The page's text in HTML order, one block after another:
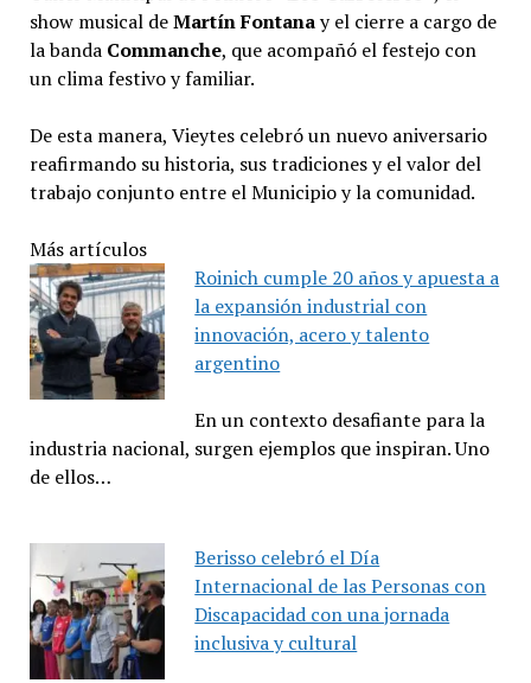
show musical deMartín Fontanay el cierre a cargo de
la banda Commanche, que acompañó el festejo con
un clima festivo y familiar.
De esta manera, Vieytes celebró un nuevo aniversario
reafirmando su historia, sus tradiciones y el valor del
trabajo conjunto entre el Municipio y la comunidad.
Más artículos
Roinich cumple 20 años y apuesta a
la expansión industrial con
innovación, acero y talento
argentino
En un contexto desafiante para la
industria nacional, surgen ejemplos que inspiran. Uno
de ellos…
Berisso celebró el Día
Internacional de las Personas con
Discapacidad con una jornada
inclusiva y cultural